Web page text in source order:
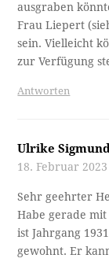
ausgraben
Frau Liepert
sein. Vielleicht
zur Verfügung
Antworten
Ulrike
18. Februar
Sehr geehrter
Habe gerade
ist Jahrgang
gewohnt. Er